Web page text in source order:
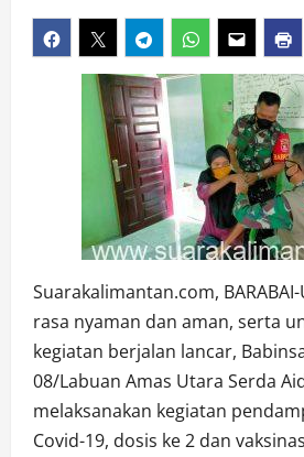
Suarakalimantan.com,
rasa nyaman dan aman, serta
kegiatan berjalan lancar,
08/Labuan Amas Utara Serda
melaksanakan kegiatan
Covid-19, dosis ke 2 dan